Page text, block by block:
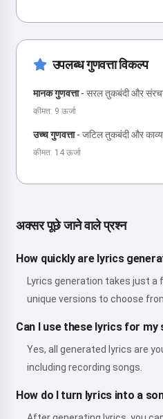
उपलब्ध गुणवत्ता विकल्प
मानक गुणवत्ता- सरल तुकबंदी और
कीमत: 9 ऊर्जा
उच्च गुणवत्ता- जटिल तुकबंदी और
कीमत: 14 ऊर्जा
अक्सर पूछे जाने वाले प्रश्न
How quickly are lyrics
Lyrics generation takes just a
unique versions to choose
Can I use these lyrics for my
Yes, all generated lyrics are
including recording songs.
How do I turn lyrics into a